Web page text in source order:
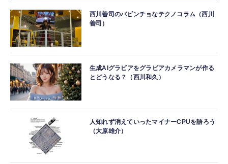
西川善司のバビンチョなテクノコラム（西川
善司）
生成AIグラビアをグラビアカメラマンが作る
とどうなる？（西川和久）
人知れず消えていったマイナーCPUを語ろう
（大原雄介）